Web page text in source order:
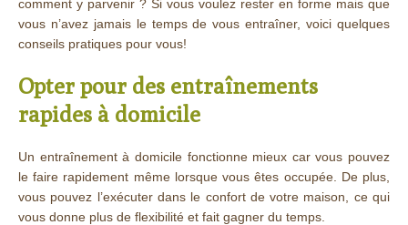
comment y parvenir ? Si vous voulez rester en forme mais que
vous n’avez jamais le temps de vous entraîner, voici quelques
conseils pratiques pour vous!
Opter pour des entraînements
rapides à domicile
Un entraînement à domicile fonctionne mieux car vous pouvez
le faire rapidement même lorsque vous êtes occupée. De plus,
vous pouvez l’exécuter dans le confort de votre maison, ce qui
vous donne plus de flexibilité et fait gagner du temps.